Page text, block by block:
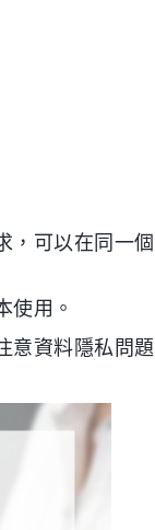
，可以在同一
使用。
意資料隱私問